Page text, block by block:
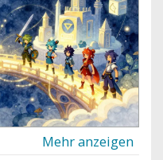
Mehr anzeigen